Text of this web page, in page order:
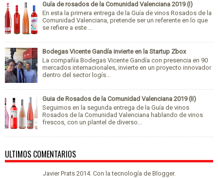
Guía de rosados de la Comunidad Valenciana 2019 (I)
En esta la primera entrega de la Guía de vinos Rosados de la
Comunidad Valenciana, pretende ser un referente en lo que
se refiere a este ...
Bodegas Vicente Gandía invierte en la Startup Zbox
La compañía Bodegas Vicente Gandía con presencia en 90
mercados internacionales, invierte en un proyecto innovador
dentro del sector logís...
Guia de Rosados de la Comunidad Valenciana 2019 (II)
Seguimos en la segunda entrega de la Guía de vinos
Rosados de la Comunidad Valenciana hablando de vinos
frescos, con un plantel de diverso...
ULTIMOS COMENTARIOS
Javier Prats 2014. Con la tecnología de Blogger.